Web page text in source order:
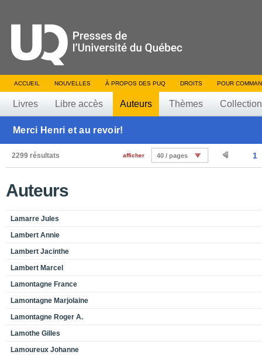
ACCUEIL NOUVELLES À PROPOS DES PUQ DROITS POUR
Livres Libre accès Auteurs Thèmes
Merci Henri et au revoir!
2299 résultats 1
afficher 40 / pages
Auteurs
Lamarre Jules
Lambert Annie
Lambert Jacinthe
Lambert Marcel
Lamontagne France
Lamontagne Marjolaine
Lamontagne Roger A.
Lamothe Gilles
Lamoureux Johanne